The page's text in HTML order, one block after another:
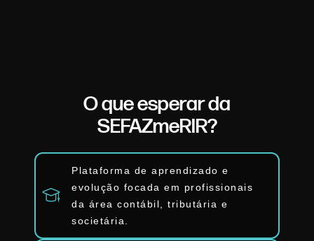
O que esperar da
SEFAZmeRIR?
Plataforma de aprendizado e
evolução focada em profissionais
da área contábil, tributária e
societária.